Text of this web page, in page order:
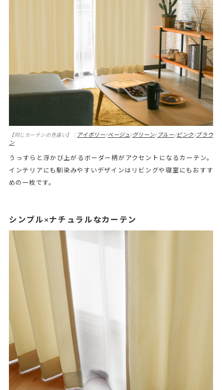
【同じカーテンの色違い】： アイボリー/ベージュ/グリーン/ブルー/ピンク/ブラウ
ン
うっすらと浮かび上がるボーダー柄がアクセントになるカーテン。
インテリアにも馴染みやすいデザインはリビングや寝室にもおすす
めの一枚です。
シンプル×ナチュラルなカーテン